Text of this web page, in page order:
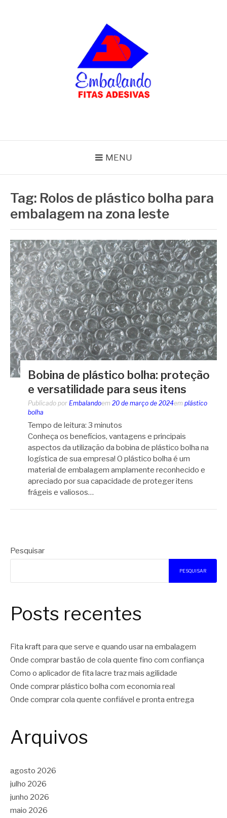
MENU
Tag: Rolos de plástico bolha para
embalagem na zona leste
Bobina de plástico bolha: proteção
e versatilidade para seus itens
Publicado por Embalandoem 20 de março de 2024em plástico
bolha
Tempo de leitura: 3 minutos
Conheça os benefícios, vantagens e principais
aspectos da utilização da bobina de plástico bolha na
logística de sua empresa! O plástico bolha é um
material de embalagem amplamente reconhecido e
apreciado por sua capacidade de proteger itens
frágeis e valiosos…
Pesquisar
PESQUISAR
Posts recentes
Fita kraft para que serve e quando usar na embalagem
Onde comprar bastão de cola quente fino com confiança
Como o aplicador de fita lacre traz mais agilidade
Onde comprar plástico bolha com economia real
Onde comprar cola quente confiável e pronta entrega
Arquivos
agosto 2026
julho 2026
junho 2026
maio 2026